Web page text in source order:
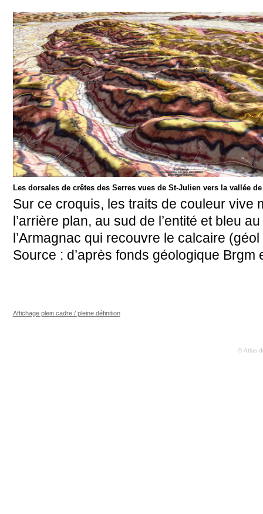
Les dorsales de crêtes des Serres vues de St-Julien vers la vallée
Sur ce croquis, les traits de couleur vive
l’arrière plan, au sud de l’entité et bleu
l’Armagnac qui recouvre le calcaire
Source : d’après fonds géologique
Affichage plein cadre / pleine définition
© Atlas